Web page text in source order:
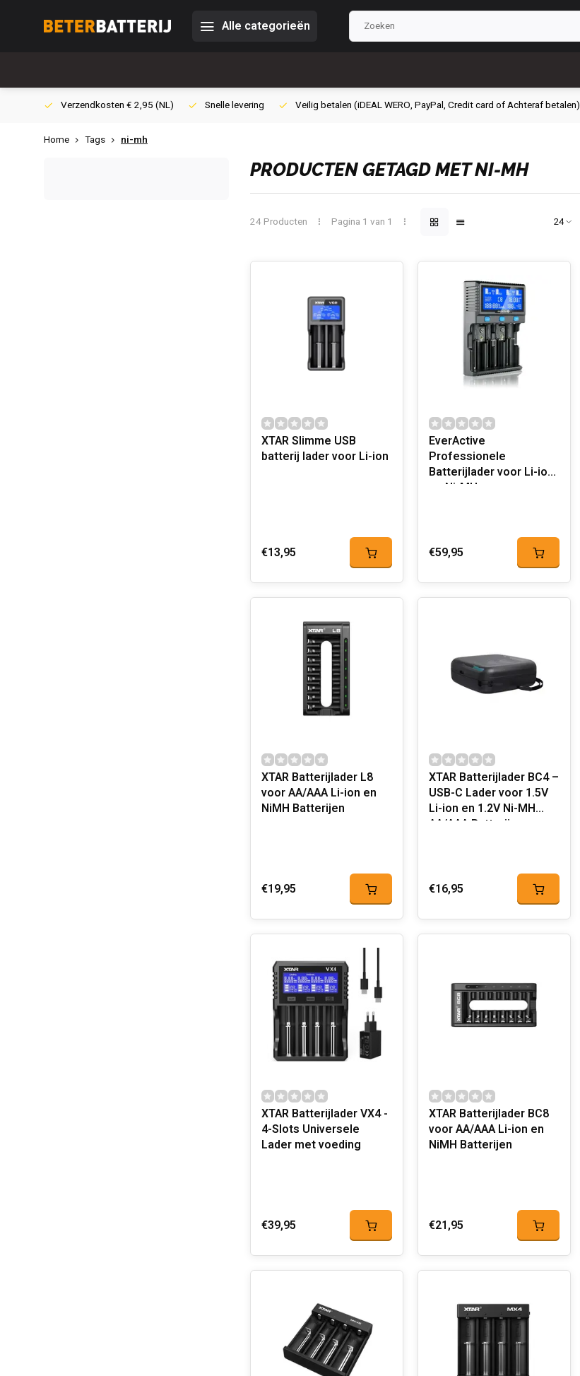
Alle categorieën
Verzendkosten € 2,95 (NL) Snelle levering Veilig betalen (iDEAL WERO, PayPal, Credit card of Achteraf betalen)
Home Tags ni-mh
PRODUCTEN GETAGD MET NI-MH
24 Producten Pagina 1 van 1
XTAR Slimme USB
batterij lader voor Li-ion
€13,95
EverActive
Professionele
Batterijlader voor Li-ion
en Ni-MH
€59,95
XTAR Batterijlader L8
voor AA/AAA Li-ion en
NiMH Batterijen
€19,95
XTAR Batterijlader BC4 –
USB-C Lader voor 1.5V
Li-ion en 1.2V Ni-MH
AA/AAA Batterijen
€16,95
XTAR Batterijlader VX4 -
4-Slots Universele
Lader met voeding
€39,95
XTAR Batterijlader BC8
voor AA/AAA Li-ion en
NiMH Batterijen
€21,95